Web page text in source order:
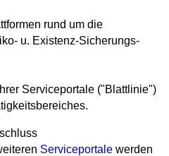
rund um die
u. Existenz-Sicherungs-
Serviceportale ("Blattlinie")
Serviceportale werden